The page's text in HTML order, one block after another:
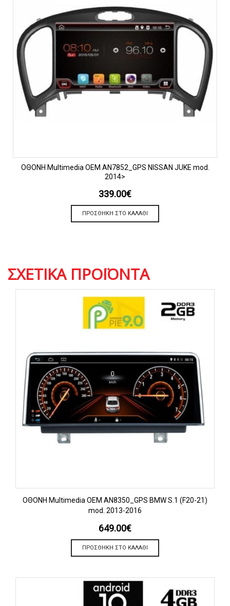
OΘΟΝΗ Multimedia OEM AN7852_GPS NISSAN JUKE mod.
2014>
339.00€
ΠΡΟΣΘΉΚΗ ΣΤΟ ΚΑΛΆΘΙ
ΣΧΕΤΙΚΆ ΠΡΟΪΌΝΤΑ
OΘΟΝΗ Multimedia OEM AN8350_GPS BMW S.1 (F20-21)
mod. 2013-2016
649.00€
ΠΡΟΣΘΉΚΗ ΣΤΟ ΚΑΛΆΘΙ